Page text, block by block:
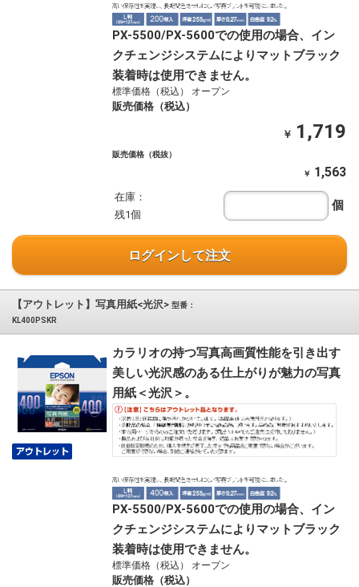
PX-5500/PX-5600での使用の場合、イン
クチェンジシステムによりマットブラック
装着時は使用できません。
標準価格（税込） オープン
販売価格（税込）
￥ 1,719
販売価格（税抜）
￥ 1,563
在庫：
残1個
個
ログインして注文
【アウトレット】写真用紙<光沢> 型番：
KL400PSKR
カラリオの持つ写真高画質性能を引き出す
美しい光沢感のある仕上がりが魅力の写真
用紙＜光沢＞。
PX-5500/PX-5600での使用の場合、イン
クチェンジシステムによりマットブラック
装着時は使用できません。
標準価格（税込） オープン
販売価格（税込）